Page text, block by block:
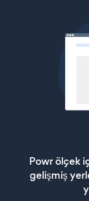
Powr ölçek
gelişmiş